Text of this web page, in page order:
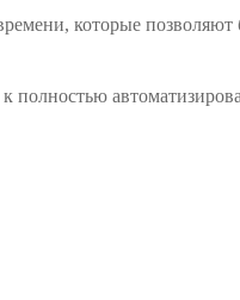
которые позволяют
к полностью